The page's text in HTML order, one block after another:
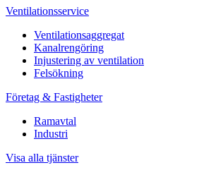
Ventilationsservice
Ventilationsaggregat
Kanalrengöring
Injustering av ventilation
Felsökning
Företag & Fastigheter
Ramavtal
Industri
Visa alla tjänster